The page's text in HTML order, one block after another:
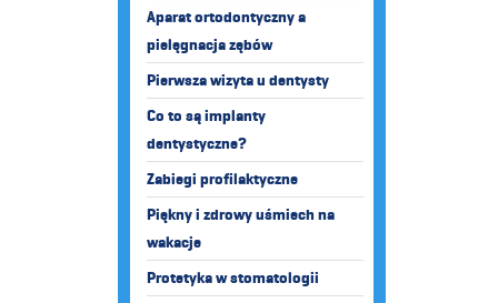
Aparat ortodontyczny a
pielęgnacja zębów
Pierwsza wizyta u dentysty
Co to są implanty
dentystyczne?
Zabiegi profilaktyczne
Piękny i zdrowy uśmiech na
wakacje
Protetyka w stomatologii